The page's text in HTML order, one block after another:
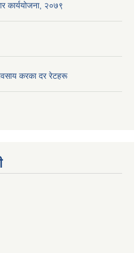
कार्ययोजना, २०७९
करका दर रेटहरू